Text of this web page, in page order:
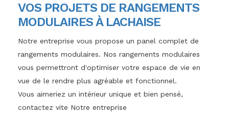
VOS PROJETS DE RANGEMENTS
MODULAIRES À LACHAISE
Notre entreprise vous propose un panel complet de
rangements modulaires. Nos rangements modulaires
vous permettront d'optimiser votre espace de vie en
vue de le rendre plus agréable et fonctionnel.
Vous aimeriez un intérieur unique et bien pensé,
contactez vite Notre entreprise